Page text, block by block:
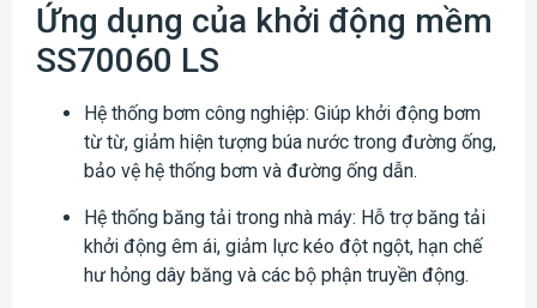
Ứng dụng của khởi động mềm
SS70060 LS
Hệ thống bơm công nghiệp: Giúp khởi động bơm
từ từ, giảm hiện tượng búa nước trong đường ống,
bảo vệ hệ thống bơm và đường ống dẫn.
Hệ thống băng tải trong nhà máy: Hỗ trợ băng tải
khởi động êm ái, giảm lực kéo đột ngột, hạn chế
hư hỏng dây băng và các bộ phận truyền động.